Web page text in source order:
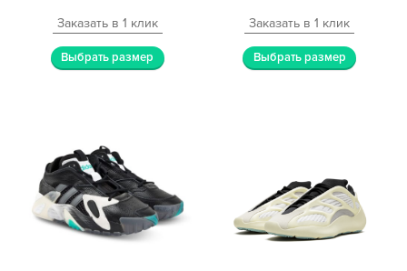
Заказать в 1 клик
Выбрать размер
Заказать в 1 клик
Выбрать размер